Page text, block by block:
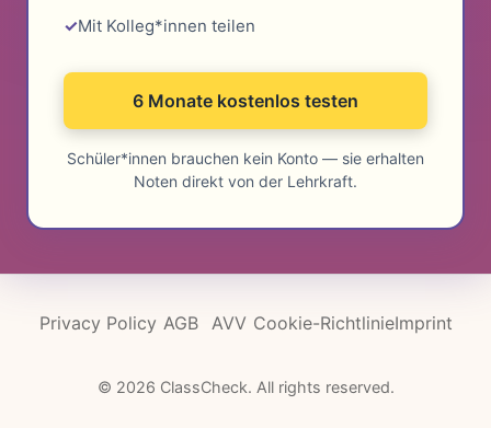
Mit Kolleg*innen teilen
6 Monate kostenlos testen
Schüler*innen brauchen kein Konto — sie erhalten
Noten direkt von der Lehrkraft.
Privacy Policy AGB AVV Cookie-RichtlinieImprint
© 2026 ClassCheck. All rights reserved.